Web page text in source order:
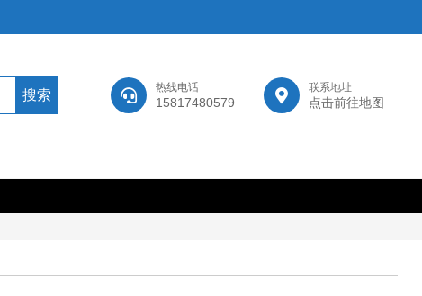
热线电话
15817480579
联系地址
点击前往地图